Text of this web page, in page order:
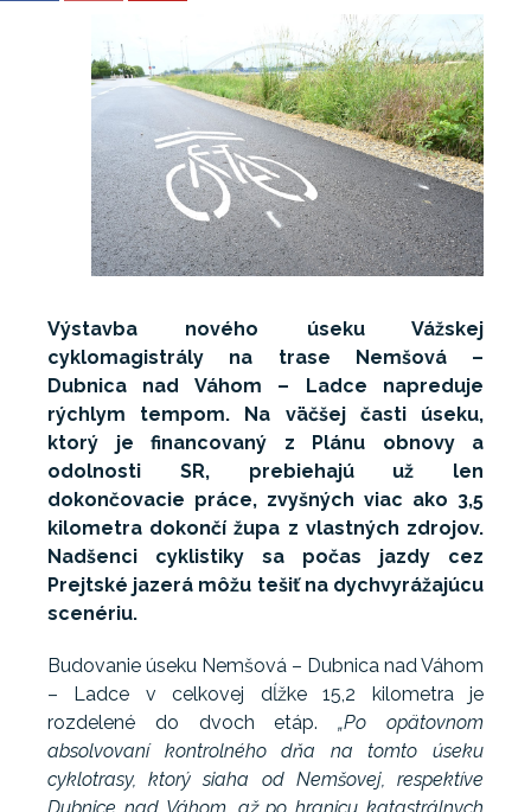
Výstavba nového úseku Vážskej
cyklomagistrály na trase Nemšová –
Dubnica nad Váhom – Ladce napreduje
rýchlym tempom. Na väčšej časti úseku,
ktorý je financovaný z Plánu obnovy a
odolnosti SR, prebiehajú už len
dokončovacie práce, zvyšných viac ako 3,5
kilometra dokončí župa z vlastných zdrojov.
Nadšenci cyklistiky sa počas jazdy cez
Prejtské jazerá môžu tešiť na dychvyrážajúcu
scenériu.
Budovanie úseku Nemšová – Dubnica nad Váhom
– Ladce v celkovej dĺžke 15,2 kilometra je
rozdelené do dvoch etáp. „Po opätovnom
absolvovaní kontrolného dňa na tomto úseku
cyklotrasy, ktorý siaha od Nemšovej, respektíve
Dubnice nad Váhom, až po hranicu katastrálnych